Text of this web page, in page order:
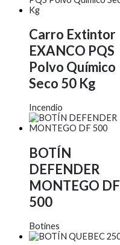
Carro Extintor
EXANCO PQS
Polvo Químico
Seco 50 Kg
Incendio
BOTÍN
DEFENDER
MONTEGO DF
500
Botines